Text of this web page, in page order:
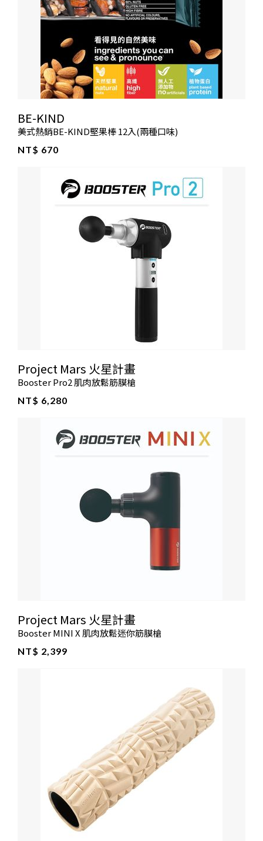
BE-KIND
美式熱銷BE-KIND堅果棒 12入(兩種口味)
NT$ 670
Project Mars 火星計畫
Booster Pro2 肌肉放鬆筋膜槍
NT$ 6,280
Project Mars 火星計畫
Booster MINI X 肌肉放鬆迷你筋膜槍
NT$ 2,399